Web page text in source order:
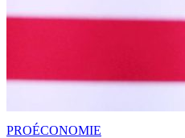
PROÉCONOMIE